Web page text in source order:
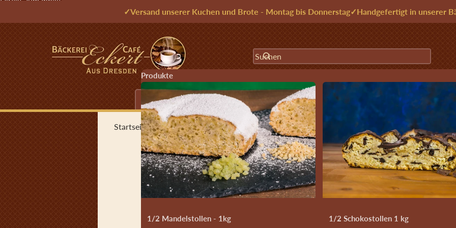
✓Versand unserer Kuchen und Brote - Montag bis Donnerstag✓Handgefertigt in unserer
Suchen
Produkte
1/2 Mandelstollen - 1kg 1/2 Schokostollen 1 kg
Echter Dresdner Christstollen Stollen Backwaren Saisonales
Startseite›Mohnstollen kaufen – wenn’s weniger süß sein soll
Mohnstollen ca.650g
Zu Produktinformationen springen